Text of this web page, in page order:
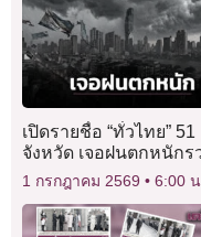
เปิดรายชื่อ “ทั่วไทย” 51
จังหวัด เจอฝนตกหนักร
“กทม.-ปริมณฑล”
1 กรกฎาคม 2569 6:00 น.